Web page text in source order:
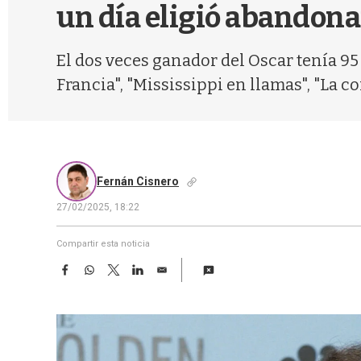
un día eligió
El dos veces ganador del Oscar tenía
Francia", "Mississippi en llamas", "La
Fernán Cisnero
27/02/2025, 18:22
Compartir esta noticia
F
e
b
o
W
t
T
w
t
e
L
k
d
E
i